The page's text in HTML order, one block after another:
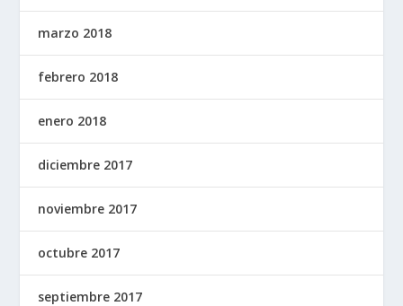
marzo 2018
febrero 2018
enero 2018
diciembre 2017
noviembre 2017
octubre 2017
septiembre 2017